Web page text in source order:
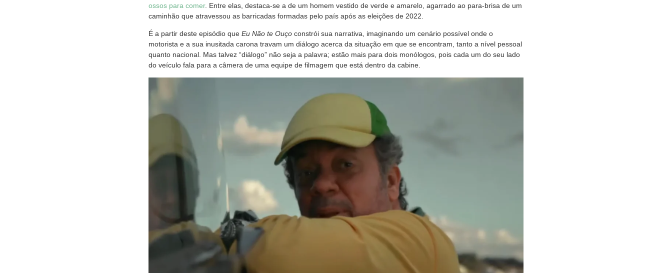
ossos para comer. Entre elas, destaca-se a de um homem vestido de verde e amarelo, agarrado ao para-brisa de um
caminhão que atravessou as barricadas formadas pelo país após as eleições de 2022.
É a partir deste episódio que Eu Não te Ouço constrói sua narrativa, imaginando um cenário possível onde o
motorista e a sua inusitada carona travam um diálogo acerca da situação em que se encontram, tanto a nível pessoal
quanto nacional. Mas talvez “diálogo” não seja a palavra; estão mais para dois monólogos, pois cada um do seu lado
do veículo fala para a câmera de uma equipe de filmagem que está dentro da cabine.